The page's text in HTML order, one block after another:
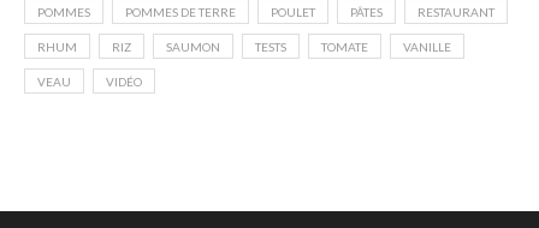
POMMES POMMES DE TERRE POULET PÂTES RESTAURANT
RHUM RIZ SAUMON TESTS TOMATE VANILLE
VEAU VIDÉO